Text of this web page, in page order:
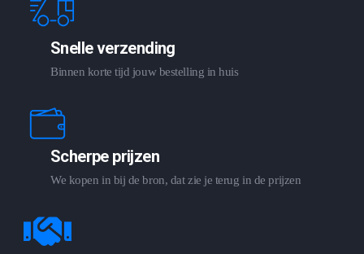
Snelle verzending
Binnen korte tijd jouw bestelling in huis
Scherpe prijzen
We kopen in bij de bron, dat zie je terug in de prijzen